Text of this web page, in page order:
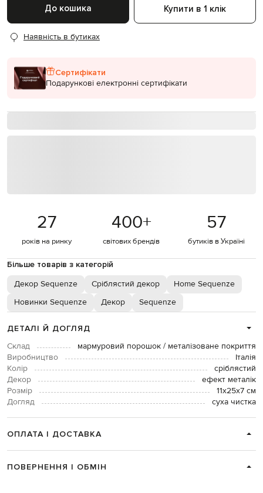
До кошика Купити в 1 клік
Наявність в бутиках
Сертифікати
Подарункові електронні сертифікати
27
років на ринку
400+
світових брендів
57
бутиків в Україні
Більше товарів з категорій
Декор Sequenze Сріблястий декор
Home Sequenze
Новинки Sequenze
Декор Sequenze
ДЕТАЛІ Й ДОГЛЯД
Склад
мармуровий порошок / металізоване покриття
Виробництво
Італія
Колір
сріблястий
Декор
ефект металік
Розмір
11х25х7 см
Догляд
суха чистка
ОПЛАТА І ДОСТАВКА
ПОВЕРНЕННЯ І ОБМІН